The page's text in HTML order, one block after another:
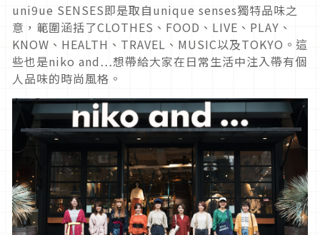
uni9ue SENSES即是取自unique senses獨特品味之
意，範圍涵括了CLOTHES、FOOD、LIVE、PLAY、
KNOW、HEALTH、TRAVEL、MUSIC以及TOKYO。這
些也是niko and…想帶給大家在日常生活中注入帶有個
人品味的時尚風格。